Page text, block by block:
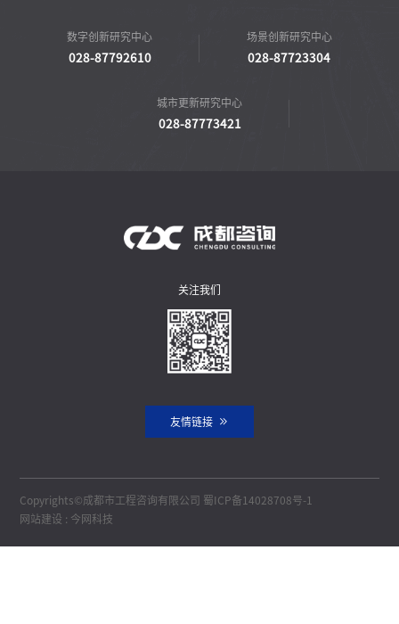
数字创新研究中心
028-87792610
场景创新研究中心
028-87723304
城市更新研究中心
028-87773421
关注我们
友情链接
Copyrights©成都市工程咨询有限公司 蜀ICP备14028708号-1
网站建设 : 今网科技